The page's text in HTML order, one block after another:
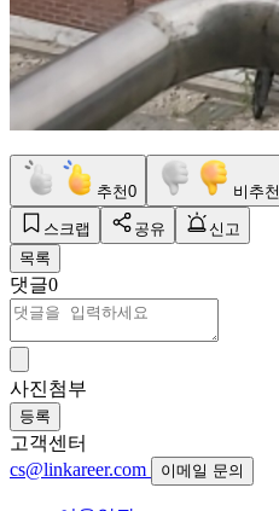
추천0 비추천
스크랩 공유
신고
목록
댓글0
사진첨부
등록
고객센터
cs@linkareer.com
이메일 문의